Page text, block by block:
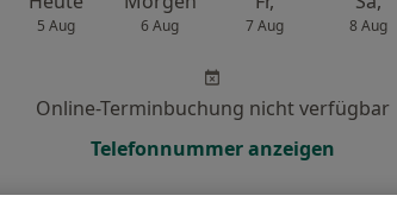
5 Aug 6 Aug 7 Aug 8 Aug
Online-Terminbuchung nicht verfügbar
Telefonnummer anzeigen